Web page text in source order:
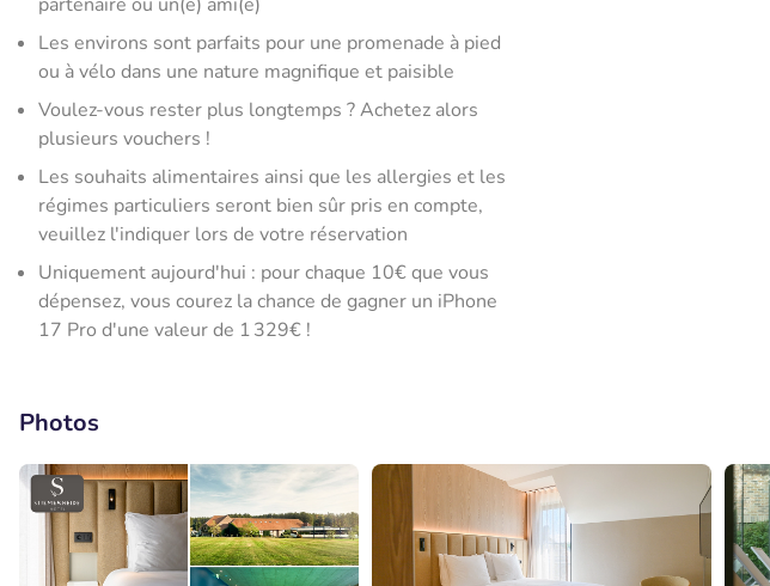
Les environs sont parfaits pour une promenade à pied
ou à vélo dans une nature magnifique et paisible
Voulez-vous rester plus longtemps ? Achetez alors
plusieurs vouchers !
Les souhaits alimentaires ainsi que les allergies et les
régimes particuliers seront bien sûr pris en compte,
veuillez l'indiquer lors de votre réservation
Uniquement aujourd'hui : pour chaque 10€ que vous
dépensez, vous courez la chance de gagner un iPhone
17 Pro d'une valeur de 1 329€ !
Photos